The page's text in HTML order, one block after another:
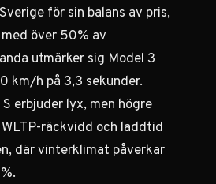
för sin balans av pris,
över 50% av
utmärker sig Model 3
km/h på 3,3 sekunder.
erbjuder lyx, men högre
räckvidd och laddtid
där vinterklimat påverkar